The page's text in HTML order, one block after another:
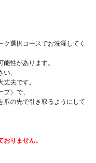
選択コースでお洗濯してく
性があります。
。
夫です。
）で、
爪の先で引き取るようにして
りません。